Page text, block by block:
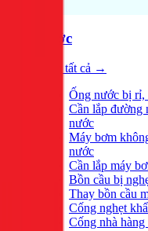
Nước
Xem tất cả →
Ống nước bị rỉ,
Cần lắp đường
nước
Máy bơm
nước
Cần lắp máy
Bồn cầu bị
Thay bồn cầu
Cống nghẹt
Cống nhà hàng